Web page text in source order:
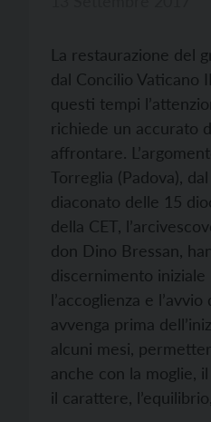
La restaurazione del
dal Concilio Vaticano
questi tempi
richiede un accurato
affrontare.
Torreglia (Padova),
diaconato delle 15
della CET,
don Dino Bressan,
discernimento
l’accoglienza e
avvenga prima
alcuni mesi,
anche con la moglie,
il carattere,